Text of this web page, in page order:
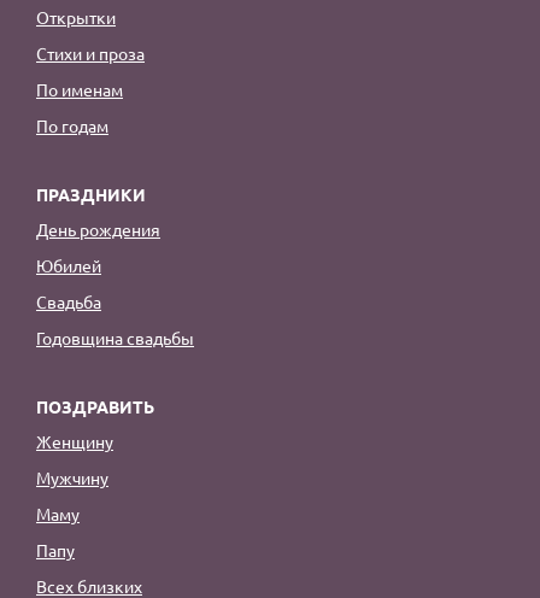
Открытки
Стихи и проза
По именам
По годам
ПРАЗДНИКИ
День рождения
Юбилей
Свадьба
Годовщина свадьбы
ПОЗДРАВИТЬ
Женщину
Мужчину
Маму
Папу
Всех близких